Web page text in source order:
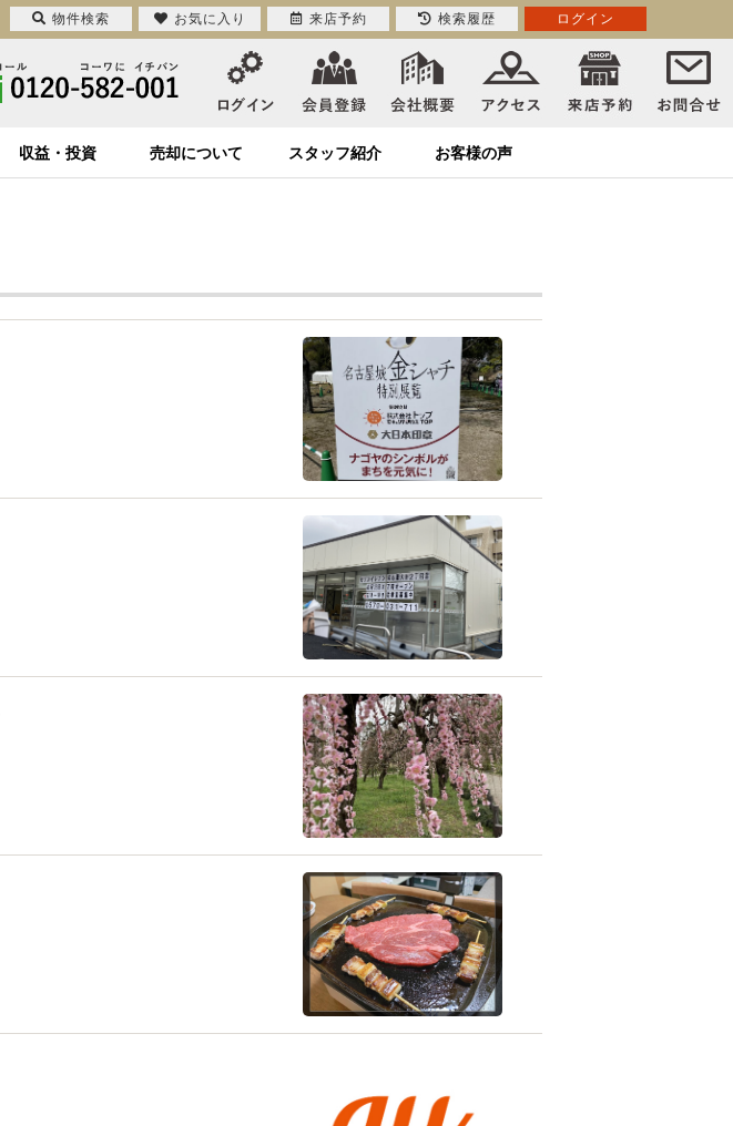
収益・投資 売却について スタッフ紹介 お客様の声
物件検索 お気に入り 来店予約 検索履歴 ログイン